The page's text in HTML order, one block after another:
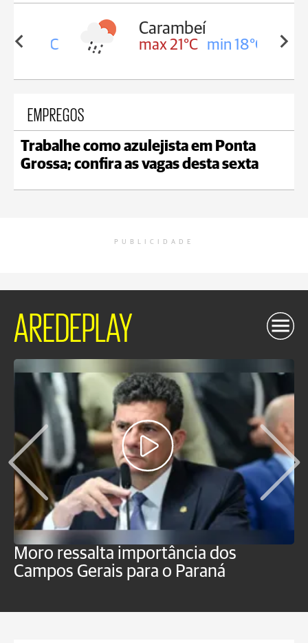
18°C
Carambeí
max 21°C min 18°C
EMPREGOS
Trabalhe como azulejista em Ponta
Grossa; confira as vagas desta sexta
PUBLICIDADE
AREDEPLAY
Moro ressalta importância dos
Campos Gerais para o Paraná